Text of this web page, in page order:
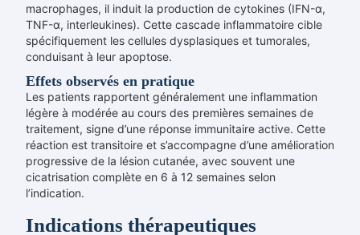
macrophages, il induit la production de cytokines (IFN-α,
TNF-α, interleukines). Cette cascade inflammatoire cible
spécifiquement les cellules dysplasiques et tumorales,
conduisant à leur apoptose.
Effets observés en pratique
Les patients rapportent généralement une inflammation
légère à modérée au cours des premières semaines de
traitement, signe d’une réponse immunitaire active. Cette
réaction est transitoire et s’accompagne d’une amélioration
progressive de la lésion cutanée, avec souvent une
cicatrisation complète en 6 à 12 semaines selon
l’indication.
Indications thérapeutiques